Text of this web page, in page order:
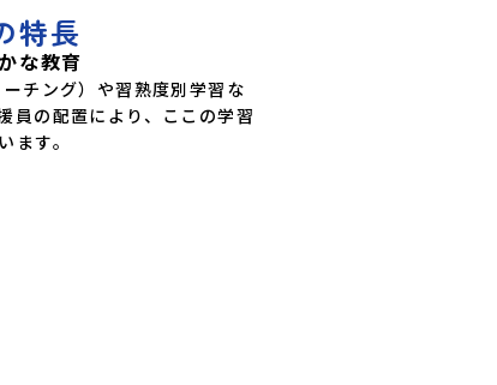
特長
な教育
チング）や習熟度別学習な
員の配置により、ここの学習
ます。